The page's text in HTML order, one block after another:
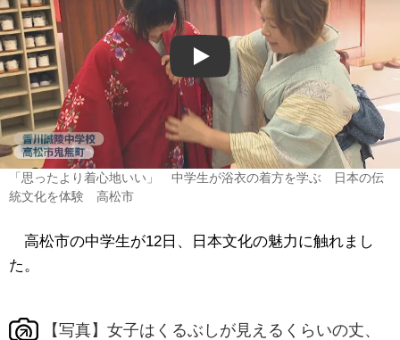
Play
「思ったより着心地いい」 中学生が浴衣の着方を学ぶ 日本の伝
統文化を体験 高松市
高松市の中学生が12日、日本文化の魅力に触れまし
た。
【写真】女子はくるぶしが見えるくらいの丈、